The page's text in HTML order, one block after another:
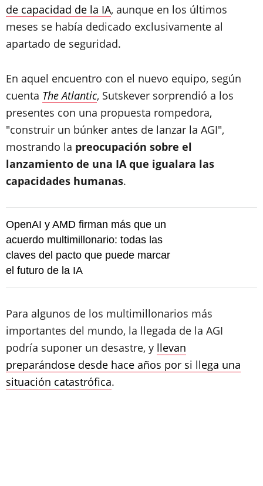
de capacidad de la IA, aunque en los últimos
meses se había dedicado exclusivamente al
apartado de seguridad.
En aquel encuentro con el nuevo equipo, según
cuenta The Atlantic, Sutskever sorprendió a los
presentes con una propuesta rompedora,
"construir un búnker antes de lanzar la AGI",
mostrando la preocupación sobre el
lanzamiento de una IA que igualara las
capacidades humanas.
OpenAI y AMD firman más que un
acuerdo multimillonario: todas las
claves del pacto que puede marcar
el futuro de la IA
Para algunos de los multimillonarios más
importantes del mundo, la llegada de la AGI
podría suponer un desastre, y llevan
preparándose desde hace años por si llega una
situación catastrófica.